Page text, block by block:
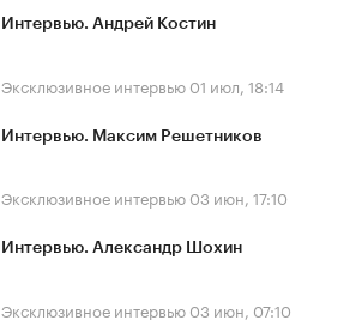
Интервью. Андрей Костин
Эксклюзивное интервью 01 июл, 18:14
Интервью. Максим Решетников
Эксклюзивное интервью 03 июн, 17:10
Интервью. Александр Шохин
Эксклюзивное интервью 03 июн, 07:10